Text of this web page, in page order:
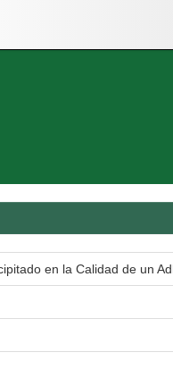
en la Calidad de un